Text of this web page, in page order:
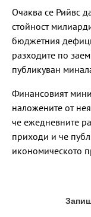
Очаква се Рийвс
стойност
бюджетния
разходите по
публикуван
Финансовият
наложените от
че ежедневните
приходи и че
икономическото